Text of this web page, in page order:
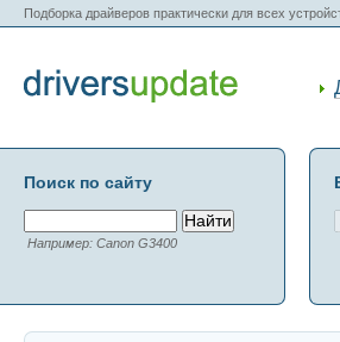
Подборка драйверов практически для всех
Поиск по сайту
Например: Canon G3400